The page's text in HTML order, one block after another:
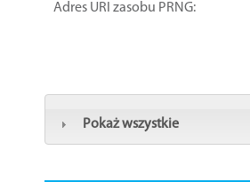
Adres URI zasobu PRNG:
Pokaż wszystkie